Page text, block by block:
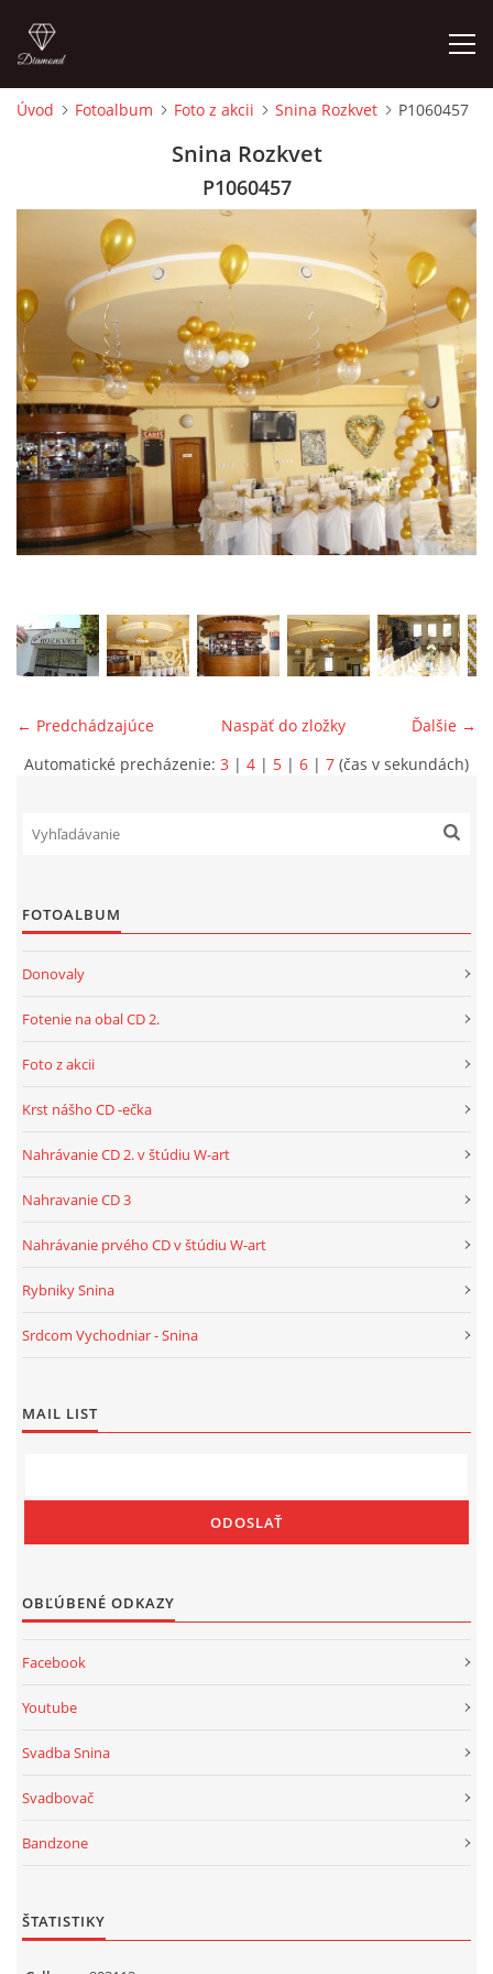
FOTOALBUM
AUDIO - VIDEO
VIDEOKLIPY
NÁVŠTEVNÁ KNIHA
ONÁS
Úvod Fotoalbum Foto z akcii Snina Rozkvet P1060457
Snina Rozkvet
P1060457
← Predchádzajúce Ďalšie →
Naspäť do zložky
Automatické precházenie: 3 | 4 | 5 | 6 | 7 (čas v sekundách)
FOTOALBUM
Donovaly
Fotenie na obal CD 2.
Foto z akcii
Krst nášho CD -ečka
Nahrávanie CD 2. v štúdiu W-art
Nahravanie CD 3
Nahrávanie prvého CD v štúdiu W-art
Rybniky Snina
Srdcom Vychodniar - Snina
MAIL LIST
OBĽÚBENÉ ODKAZY
Facebook
Youtube
Svadba Snina
Svadbovač
Bandzone
ŠTATISTIKY